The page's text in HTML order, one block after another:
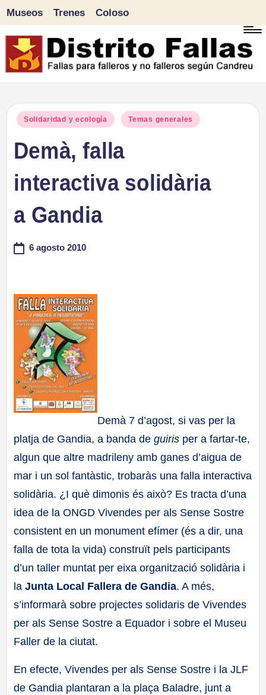
Saltar
al
Museos Trenes Coloso
Publicado
Solidaridad y ecología Temas generales
Demà, falla
interactiva solidària
a Gandia
6 agosto 2010
Demà 7 d’agost, si vas per la
platja de Gandia, a banda deguiris per a fartar-te,
algun que altre madrileny amb ganes d’aigua de
mar i un sol fantàstic, trobaràs una falla interactiva
solidària. ¿I què dimonis és això? Es tracta d’una
idea de la ONGD Vivendes per als Sense Sostre
consistent en un monument efímer (és a dir, una
falla de tota la vida) construït pels participants
d’un taller muntat per eixa organització solidària i
laJunta Local Fallera de Gandia. A més,
s’informarà sobre projectes solidaris de Vivendes
per als Sense Sostre a Equador i sobre el Museu
Faller de la ciutat.
En efecte, Vivendes per als Sense Sostre i la JLF
de Gandia plantaran a la plaça Baladre, junt a